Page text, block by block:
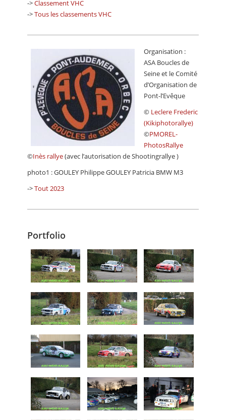
->Classement VHC
->Tous les classements VHC
Organisation :
ASA Boucles de
Seine et le Comité
d’Organisation de
Pont-l’Evêque
© Leclere Frederic
(Kikiphotorallye)
©PMOREL-
PhotosRallye
©Inès rallye(avec l’autorisation de Shootingrallye )
photo1 : GOULEY Philippe GOULEY Patricia BMW M3
->Tout 2023
Portfolio